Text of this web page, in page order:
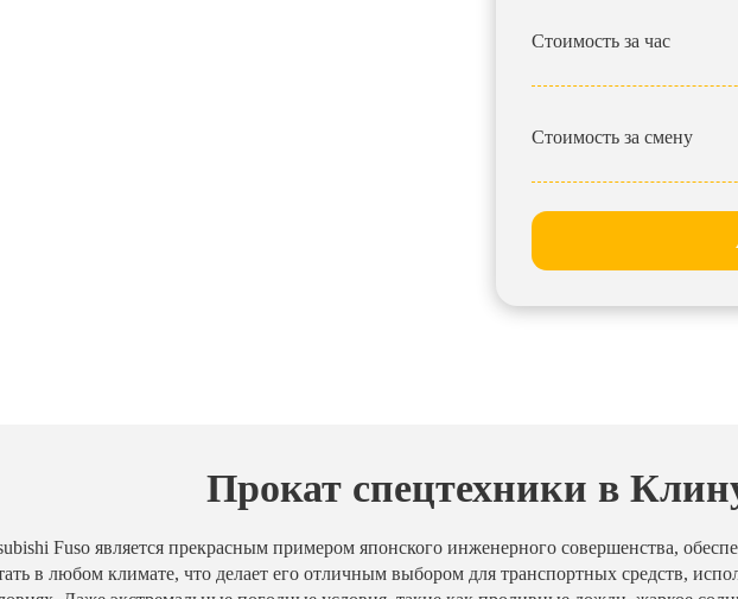
Стоимость за час
Стоимость за смену
Прокат спецтехники в
Fuso является прекрасным примером японского инженерного совершенства,
в любом климате, что делает его отличным выбором для транспортных средств,